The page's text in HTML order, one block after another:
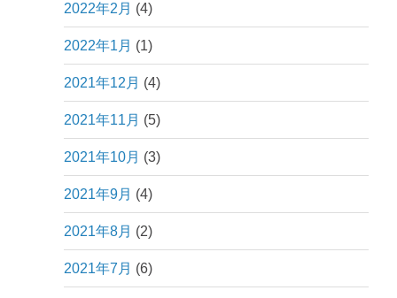
2022年2月 (4)
2022年1月 (1)
2021年12月 (4)
2021年11月 (5)
2021年10月 (3)
2021年9月 (4)
2021年8月 (2)
2021年7月 (6)